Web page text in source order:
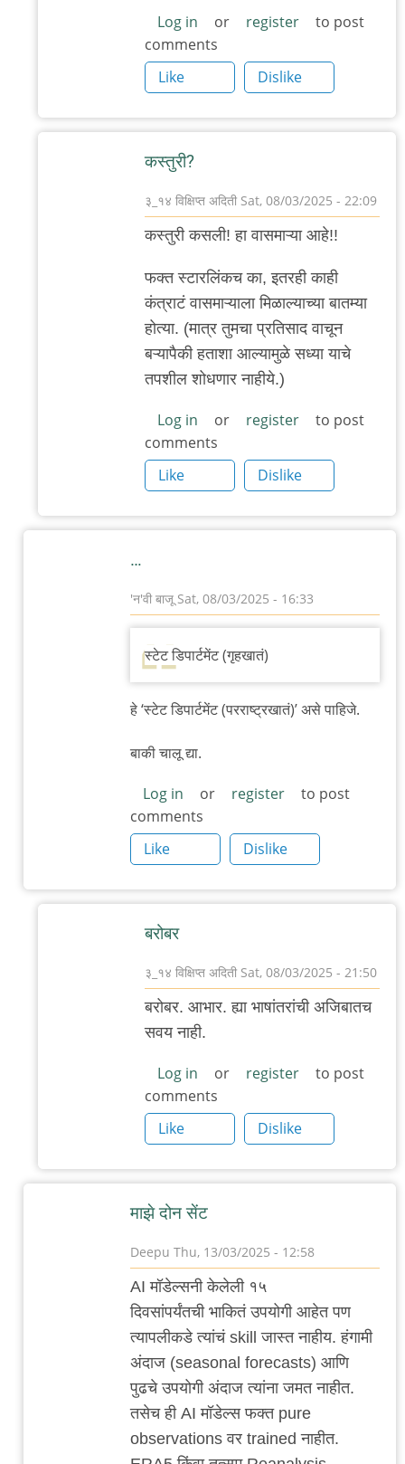
Log in or register
to post
comments
Like
Dislike
कस्तुरी?
३_१४ विक्षिप्त अदिती Sat, 08/03/2025 - 22:09
reply
to
NOAA
by
उमेश
घोडके
कस्तुरी कसली! हा वासमाऱ्या आहे!!
फक्त स्टारलिंकच का, इतरही काही
कंत्राटं वासमाऱ्याला मिळाल्याच्या बातम्या
होत्या. (मात्र तुमचा प्रतिसाद वाचून
बऱ्यापैकी हताशा आल्यामुळे सध्या याचे
तपशील शोधणार नाहीये.)
Log in or register
to post
comments
Like
Dislike
…
'न'वी बाजूSat, 08/03/2025 - 16:33
reply
to
ताजे
माझे
by
३_१४
विक्षिप्त
स्टेट डिपार्टमेंट (गृहखातं)
हे ‘स्टेट डिपार्टमेंट (परराष्ट्रखातं)’ असे पाहिजे.
बाकी चालू द्या.
Log in or register
to post
comments
Like
Dislike
बरोबर
३_१४ विक्षिप्त अदिती Sat, 08/03/2025 - 21:50
In
…
by
'न'वी
बाजू
बरोबर. आभार. ह्या भाषांतरांची अजिबातच
सवय नाही.
Log in or register
to post
comments
Like
Dislike
माझे दोन सेंट
Deepu Thu, 13/03/2025 - 12:58
In
reply
ताजे
आणि
माझे
AI मॉडेल्सनी केलेली १५
दिवसांपर्यंतची भाकितं उपयोगी आहेत पण
त्यापलीकडे त्यांचं skill जास्त नाहीय. हंगामी
अंदाज (seasonal forecasts) आणि
पुढचे उपयोगी अंदाज त्यांना जमत नाहीत.
तसेच ही AI मॉडेल्स फक्त pure
observations वर trained नाहीत.